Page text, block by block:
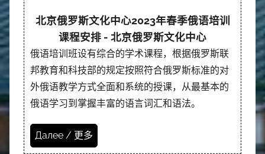
北京俄罗斯文化中心2023年春季俄语培训
课程安排 - 北京俄罗斯文化中心
俄语培训班设有综合的学术课程，根据俄罗斯联
邦教育和科技部的规定按照符合俄罗斯标准的对
外俄语教学方式全面和系统的授课，从最基本的
俄语学习到掌握丰富的语言词汇和语法。
Далее / 更多